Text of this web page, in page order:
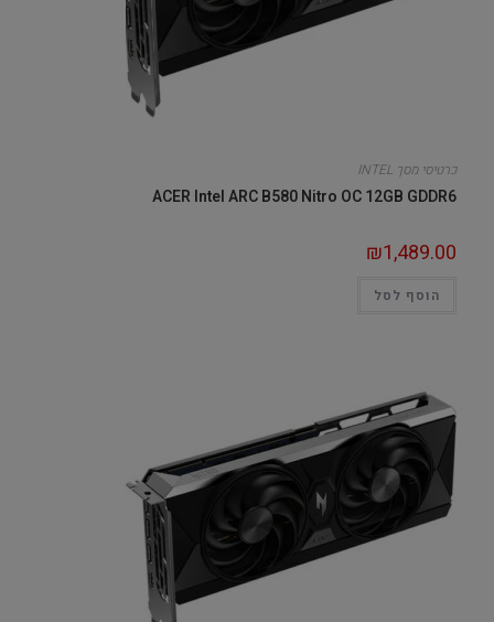
כרטיסי מסך INTEL
ACER Intel ARC B580 Nitro OC 12GB GDDR6
₪1,489.00
הוסף לסל